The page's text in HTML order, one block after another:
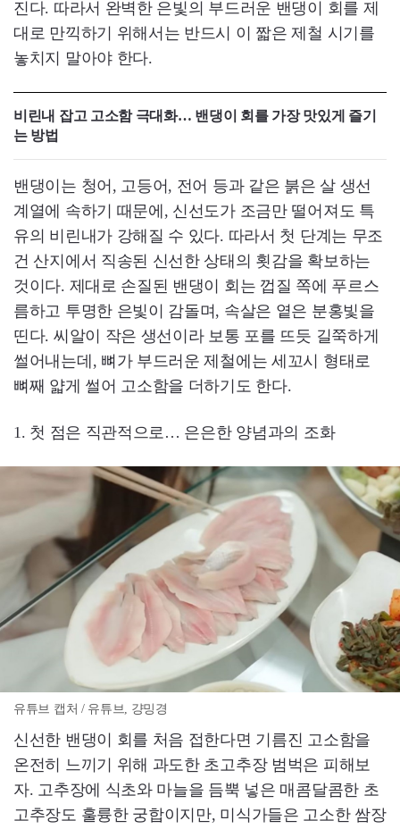
진다. 따라서 완벽한 은빛의 부드러운 밴댕이 회를 제
대로 만끽하기 위해서는 반드시 이 짧은 제철 시기를
놓치지 말아야 한다.
비린내 잡고 고소함 극대화… 밴댕이 회를 가장 맛있게 즐기
는 방법
밴댕이는 청어, 고등어, 전어 등과 같은 붉은 살 생선
계열에 속하기 때문에, 신선도가 조금만 떨어져도 특
유의 비린내가 강해질 수 있다. 따라서 첫 단계는 무조
건 산지에서 직송된 신선한 상태의 횟감을 확보하는
것이다. 제대로 손질된 밴댕이 회는 껍질 쪽에 푸르스
름하고 투명한 은빛이 감돌며, 속살은 옅은 분홍빛을
띤다. 씨알이 작은 생선이라 보통 포를 뜨듯 길쭉하게
썰어내는데, 뼈가 부드러운 제철에는 세꼬시 형태로
뼈째 얇게 썰어 고소함을 더하기도 한다.
1. 첫 점은 직관적으로… 은은한 양념과의 조화
유튜브 캡처 / 유튜브, 걍밍경
신선한 밴댕이 회를 처음 접한다면 기름진 고소함을
온전히 느끼기 위해 과도한 초고추장 범벅은 피해보
자. 고추장에 식초와 마늘을 듬뿍 넣은 매콤달콤한 초
고추장도 훌륭한 궁합이지만, 미식가들은 고소한 쌈장